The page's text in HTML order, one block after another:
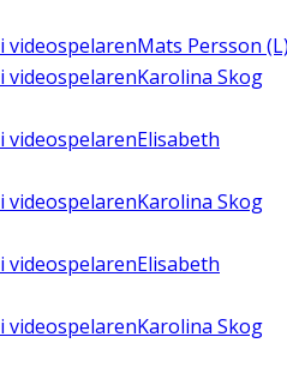
i videospelarenMats Persson
i videospelarenKarolina Skog
i videospelarenElisabeth
i videospelarenKarolina Skog
i videospelarenElisabeth
i videospelarenKarolina Skog